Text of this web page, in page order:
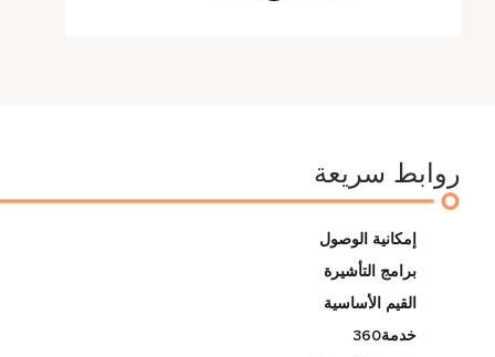
روابط سريعة
إمكانية الوصول
برامج التأشيرة
القيم الأساسية
خدمة360